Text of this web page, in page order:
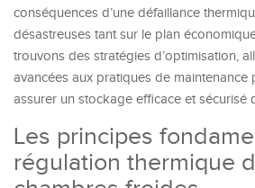
conséquences d’une défaillance
désastreuses tant sur le plan
trouvons des stratégies d’optimisation,
avancées aux pratiques de maintenance
assurer un stockage efficace et sécurisé
Les principes
régulation thermique